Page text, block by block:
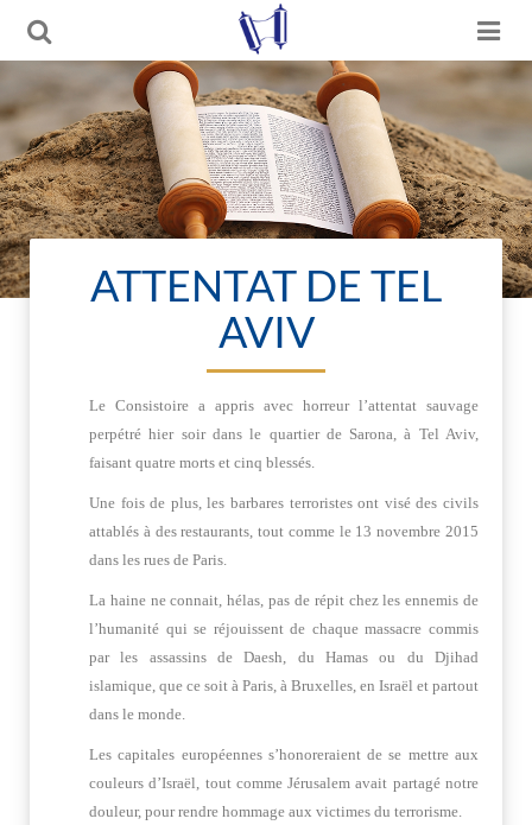
ATTENTAT DE TEL
AVIV
Le Consistoire a appris avec horreur l’attentat sauvage
perpétré hier soir dans le quartier de Sarona, à Tel Aviv,
faisant quatre morts et cinq blessés.
Une fois de plus, les barbares terroristes ont visé des civils
attablés à des restaurants, tout comme le 13 novembre 2015
dans les rues de Paris.
La haine ne connait,hélas,pas de répit chez les ennemis de
l’humanité qui se réjouissent de chaque massacre commis
par les assassins de Daesh, du Hamas ou du Djihad
islamique, que ce soit à Paris, à Bruxelles, en Israël et partout
dans le monde.
Les capitales européennes s’honoreraient de se mettre aux
couleurs d’Israël, tout comme Jérusalem avait partagé notre
douleur, pour rendre hommage aux victimes du terrorisme.